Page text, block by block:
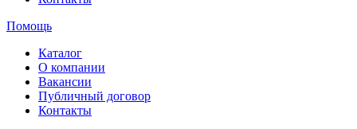
Помощь
Каталог
О компании
Вакансии
Публичный договор
Контакты